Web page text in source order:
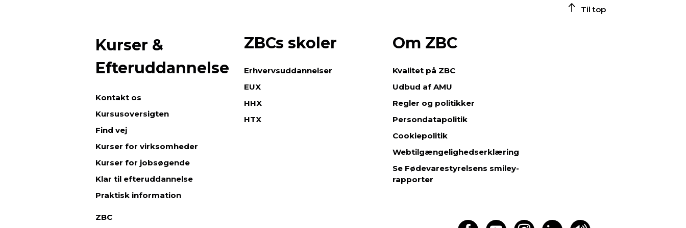
Til top
Kurser &
Efteruddannelse
Kontakt os
Kursusoversigten
Find vej
Kurser for virksomheder
Kurser for jobsøgende
Klar til efteruddannelse
Praktisk information
ZBCs skoler
Erhvervsuddannelser
EUX
HHX
HTX
Om ZBC
Kvalitet på ZBC
Udbud af AMU
Regler og politikker
Persondatapolitik
Cookiepolitik
Webtilgængelighedserklæring
Se Fødevarestyrelsens smiley-
rapporter
ZBC